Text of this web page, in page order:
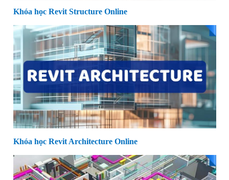
Khóa học Revit Structure Online
Khóa học Revit Architecture Online